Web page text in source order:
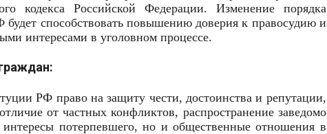
кодекса Российской Федерации. Изменение порядка
способствовать повышению доверия к правосудию и
интересами в уголовном процессе.
РФ право на защиту чести, достоинства и репутации,
от частных конфликтов, распространение заведомо
потерпевшего, но и общественные отношения в